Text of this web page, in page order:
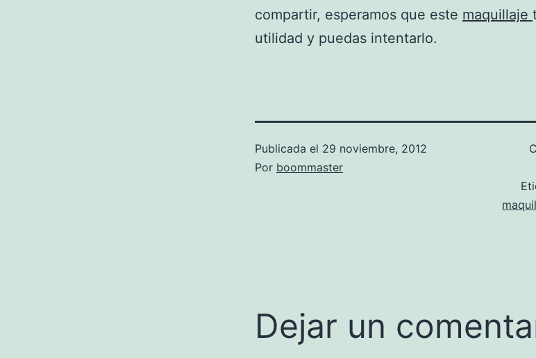
compartir, esperamos que este maquillaje
utilidad y puedas intentarlo.
Publicada el 29 noviembre, 2012
Por boommaster
Dejar un